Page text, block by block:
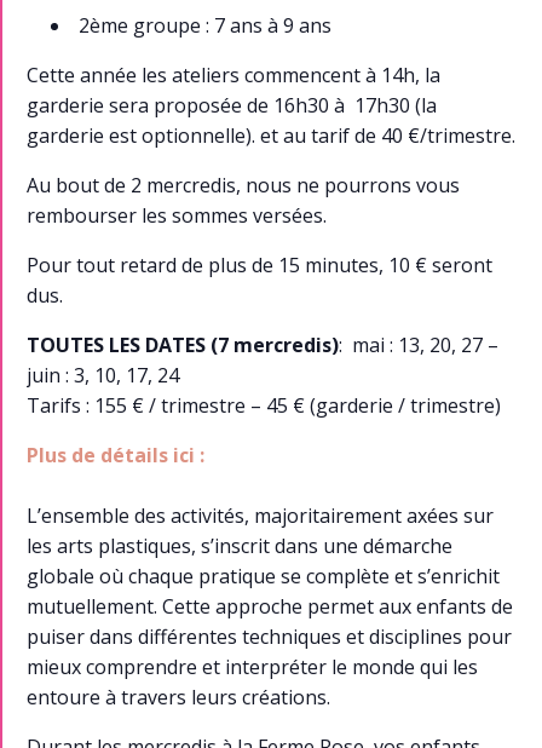
2ème groupe : 7 ans à 9 ans
Cette année les ateliers commencent à 14h, la
garderie sera proposée de 16h30 à 17h30 (la
garderie est optionnelle). et au tarif de 40 €/trimestre.
Au bout de 2 mercredis, nous ne pourrons vous
rembourser les sommes versées.
Pour tout retard de plus de 15 minutes, 10 € seront
dus.
TOUTES LES DATES (7 mercredis): mai : 13, 20, 27 –
juin : 3, 10, 17, 24
Tarifs : 155 € / trimestre – 45 € (garderie / trimestre)
Plus de détails ici :
L’ensemble des activités, majoritairement axées sur
les arts plastiques, s’inscrit dans une démarche
globale où chaque pratique se complète et s’enrichit
mutuellement. Cette approche permet aux enfants de
puiser dans différentes techniques et disciplines pour
mieux comprendre et interpréter le monde qui les
entoure à travers leurs créations.